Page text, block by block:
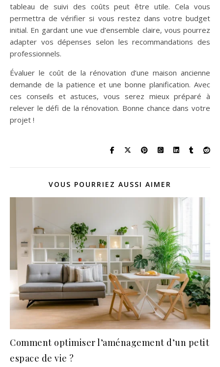
tableau de suivi des coûts peut être utile. Cela vous
permettra de vérifier si vous restez dans votre budget
initial. En gardant une vue d’ensemble claire, vous pourrez
adapter vos dépenses selon les recommandations des
professionnels.
Évaluer le coût de la rénovation d’une maison ancienne
demande de la patience et une bonne planification. Avec
ces conseils et astuces, vous serez mieux préparé à
relever le défi de la rénovation. Bonne chance dans votre
projet !
VOUS POURRIEZ AUSSI AIMER
Comment optimiser l’aménagement d’un petit
espace de vie ?